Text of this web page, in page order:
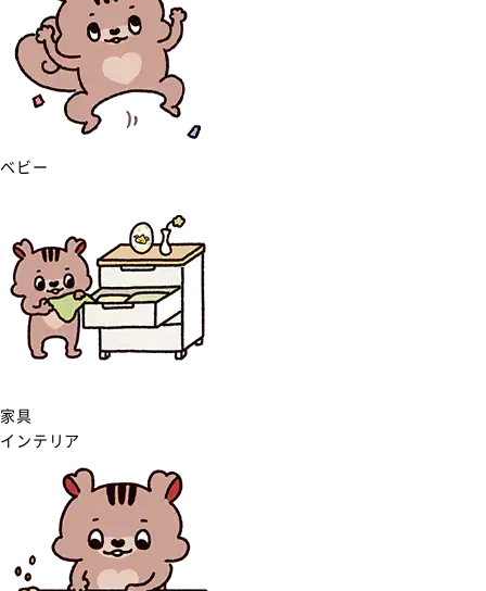
ベビー
家具
インテリア